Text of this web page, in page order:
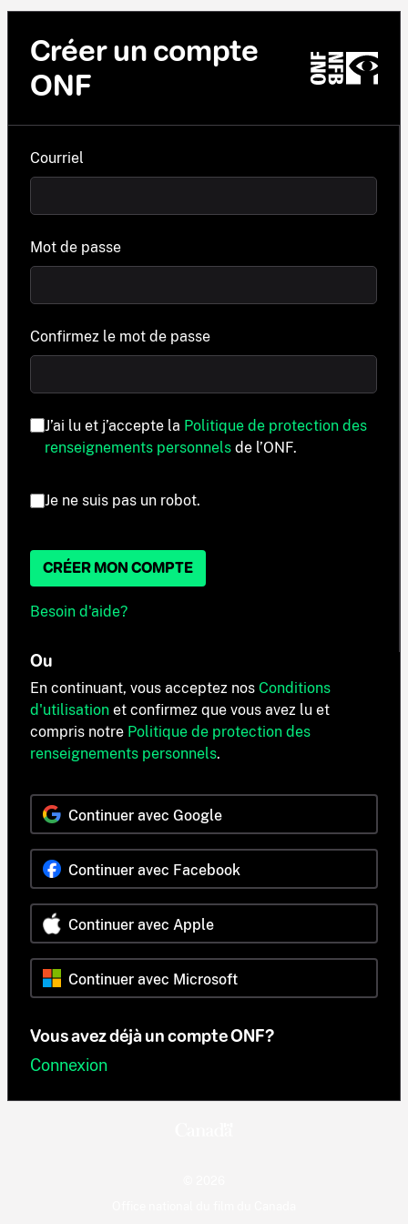
Créer un compte
ONF
Courriel
Mot de passe
Confirmez le mot de passe
J’ai lu et j’accepte la Politique de protection des
renseignements personnels de l’ONF.
Je ne suis pas un robot.
CRÉER MON COMPTE
Besoin d'aide?
Ou
En continuant, vous acceptez nos Conditions
d'utilisation et confirmez que vous avez lu et
compris notre Politique de protection des
renseignements personnels.
Continuer avec Google
Continuer avec Facebook
Continuer avec Apple
Continuer avec Microsoft
Vous avez déjà un compte ONF?
Connexion